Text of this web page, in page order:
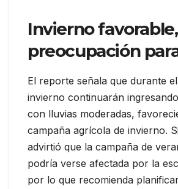
Invierno
preocupación
El reporte señala que durante
invierno continuarán
con lluvias moderadas,
campaña agrícola de invierno.
advirtió que la campaña de
podría verse afectada por la
por lo que recomienda